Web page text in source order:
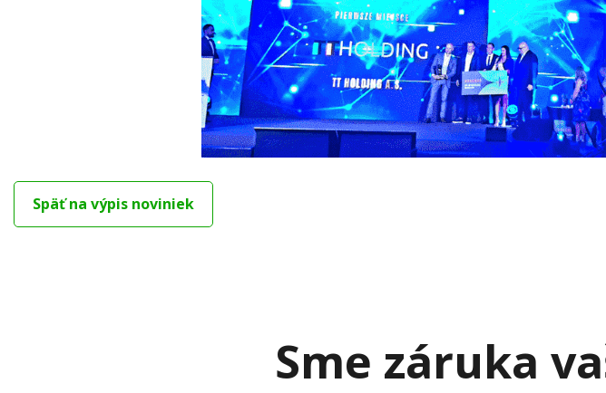
Späť na výpis noviniek
Sme záruka